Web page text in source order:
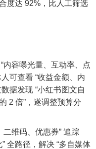
度达 92%，比人工筛选
内容曝光量、互动率、点
可查看 “收益金额、内
据发现 “小红书图文自
2 倍”，遂调整预算分
二维码、优惠券” 追踪
全路径，解决 “多自媒体